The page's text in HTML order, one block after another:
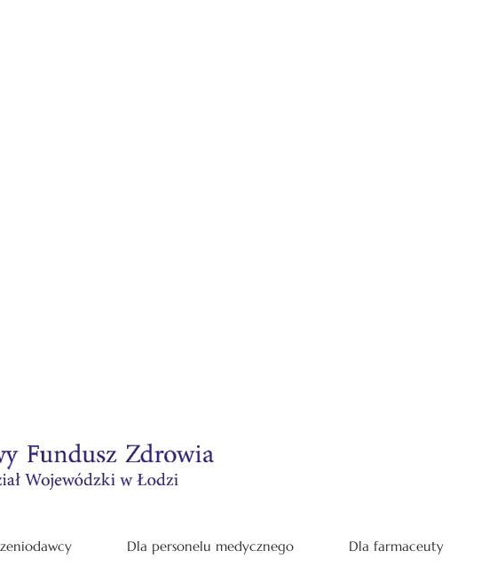
Dla personelu medycznego Dla farmaceuty